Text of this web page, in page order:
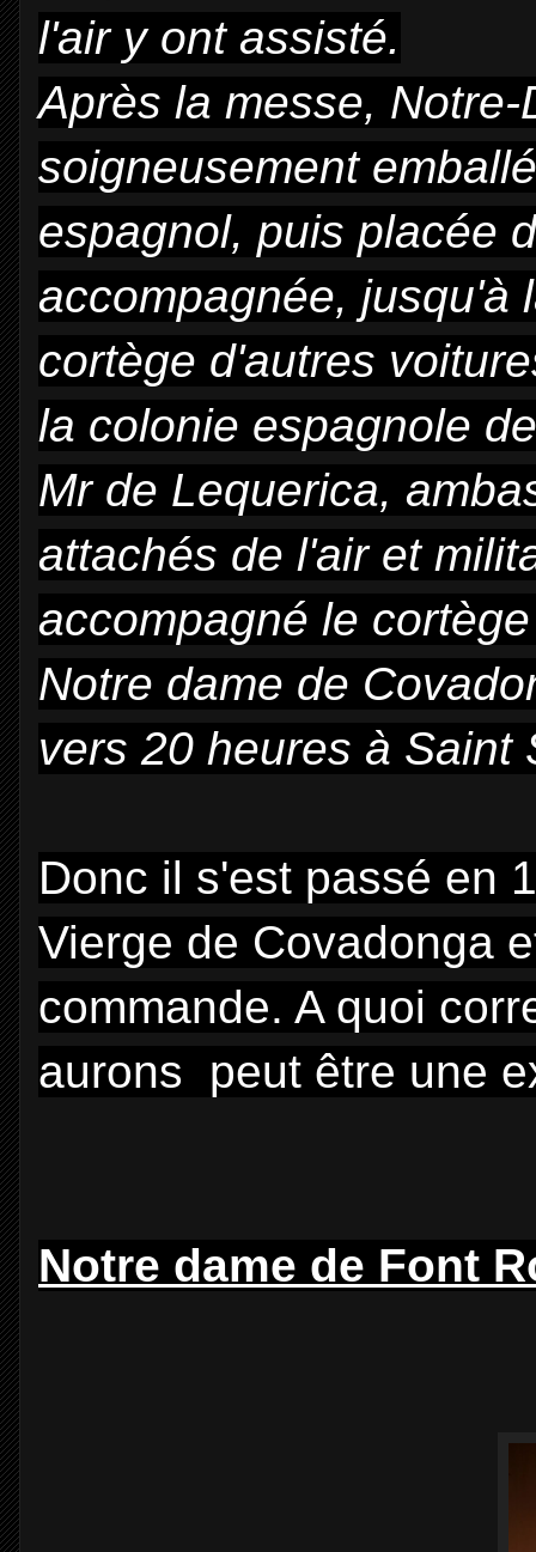
l'air y ont assisté.
Après la messe,
soigneusement
espagnol, puis placée
accompagnée, jusqu'à
cortège d'autres
la colonie espagnole
Mr de Lequerica,
attachés de l'air et
accompagné le
Notre dame de
vers 20 heures à Saint
Donc il s'est passé en
Vierge de Covadonga
commande. A quoi
aurons peut être une
Notre dame de Font